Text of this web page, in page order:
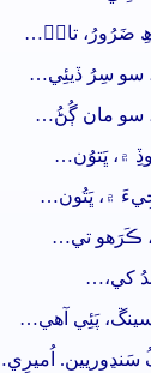
ضَرُورُ، تانۡ…
سو سِرُ ڏيئِي…
سو مان ڳُڻُ…
۾، ڀَتوُن…
۾، ڀَتُون…
ڪَرَھو تي…
کي،…
پَئِي آھي…